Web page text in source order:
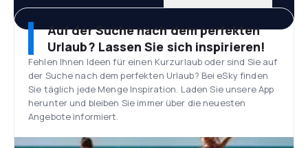
Auf der Suche nach dem perfekten
Urlaub? Lassen Sie sich inspirieren!
Fehlen Ihnen Ideen für einen Kurzurlaub oder sind Sie auf
der Suche nach dem perfekten Urlaub? Bei eSky finden
Sie täglich jede Menge Inspiration. Laden Sie unsere App
herunter und bleiben Sie immer über die neuesten
Angebote informiert.